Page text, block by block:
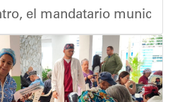
el mandatario
y participante